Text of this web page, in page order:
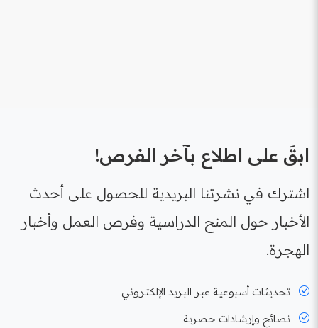
ابقَ على اطلاع بآخر الفرص!
اشترك في نشرتنا البريدية للحصول على أحدث
الأخبار حول المنح الدراسية وفرص العمل وأخبار
الهجرة.
تحديثات أسبوعية عبر البريد الإلكتروني
نصائح وإرشادات حصرية